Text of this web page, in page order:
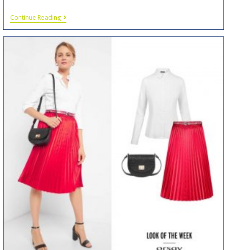
Continue Reading